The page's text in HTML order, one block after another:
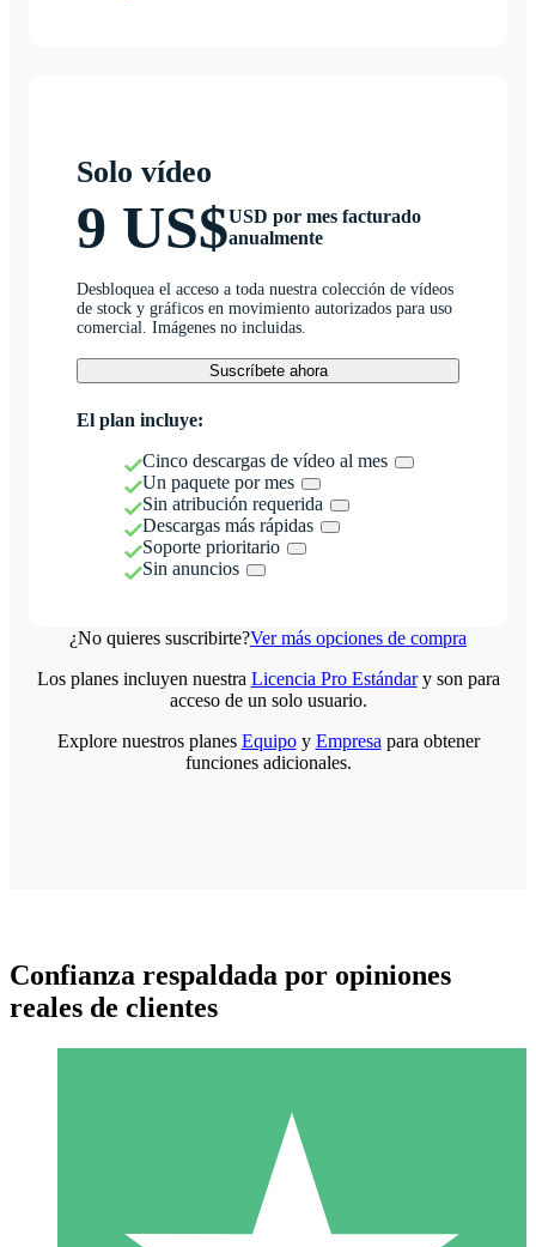
Solo vídeo
9 US$USD por mes facturado
anualmente
Desbloquea el acceso a toda nuestra colección de vídeos
de stock y gráficos en movimiento autorizados para uso
comercial. Imágenes no incluidas.
Suscríbete ahora
El plan incluye:
Cinco descargas de vídeo al mes
Un paquete por mes
Sin atribución requerida
Descargas más rápidas
Soporte prioritario
Sin anuncios
¿No quieres suscribirte?Ver más opciones de compra
Paquetes de Créditos Individuales
Paga según el uso con créditos de descarga. Sin compromiso
Los planes incluyen nuestra Licencia Pro Estándary son para
acceso de un solo usuario.
Explore nuestros planes Equipoy Empresa para obtener
funciones adicionales.
Confianza respaldada por opiniones
reales de clientes